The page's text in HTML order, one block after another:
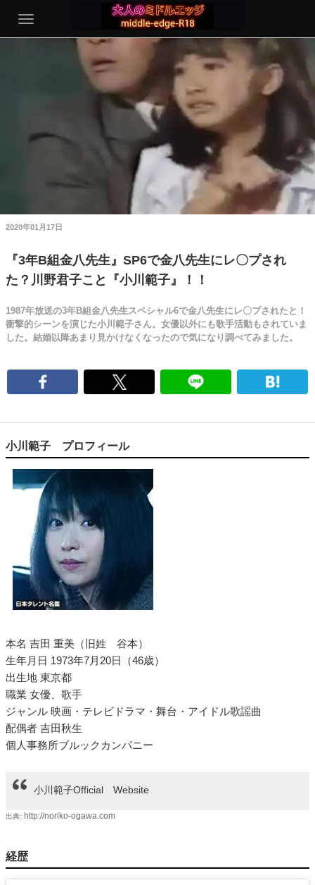
2020年01月17日
『3年B組金八先生』SP6で金八先生にレ〇プされ
た？川野君子こと『小川範子』！！
1987年放送の3年B組金八先生スペシャル6で金八先生にレ〇プされたと！
衝撃的シーンを演じた小川範子さん。女優以外にも歌手活動もされていま
した。結婚以降あまり見かけなくなったので気になり調べてみました。
小川範子 プロフィール
本名 吉田 重美（旧姓 谷本）
生年月日 1973年7月20日（46歳）
出生地 東京都
職業 女優、歌手
ジャンル 映画・テレビドラマ・舞台・アイドル歌謡曲
配偶者 吉田秋生
個人事務所ブルックカンパニー
小川範子Official Website
出典: http://noriko-ogawa.com
経歴